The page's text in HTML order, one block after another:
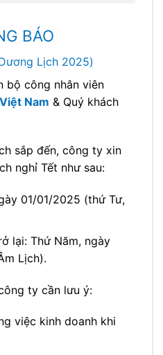
BÁO
Lịch 2025)
bộ công nhân viên
Nam & Quý khách
sắp đến, công ty xin
nghỉ Tết như sau:
01/01/2025 (thứ Tư,
lại: Thứ Năm, ngày
Lịch).
ty cần lưu ý:
việc kinh doanh khi